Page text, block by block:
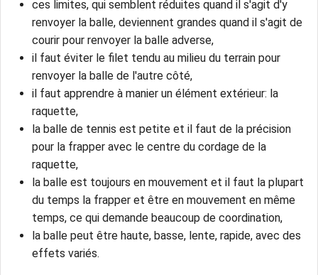
ces limites, qui semblent réduites quand il s'agit d'y
renvoyer la balle, deviennent grandes quand il s'agit de
courir pour renvoyer la balle adverse,
il faut éviter le filet tendu au milieu du terrain pour
renvoyer la balle de l'autre côté,
il faut apprendre à manier un élément extérieur: la
raquette,
la balle de tennis est petite et il faut de la précision
pour la frapper avec le centre du cordage de la
raquette,
la balle est toujours en mouvement et il faut la plupart
du temps la frapper et être en mouvement en même
temps, ce qui demande beaucoup de coordination,
la balle peut être haute, basse, lente, rapide, avec des
effets variés.